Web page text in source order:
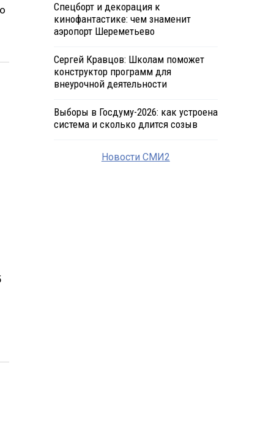
Спецборт и декорация к
кинофантастике: чем знаменит
аэропорт Шереметьево
Сергей Кравцов: Школам поможет
конструктор программ для
внеурочной деятельности
Выборы в Госдуму-2026: как устроена
система и сколько длится созыв
Новости СМИ2